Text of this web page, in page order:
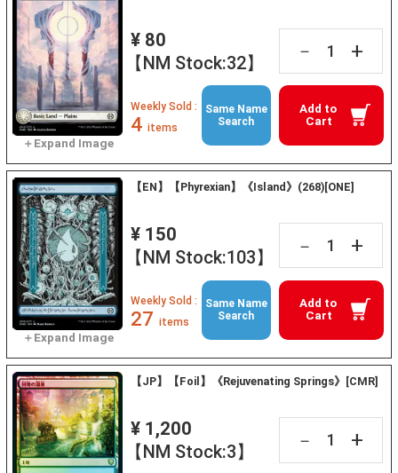
¥ 80
【NM Stock:32】
－ +
Add to
Cart
Weekly Sold :
4 items
Same Name
Search
【EN】【Phyrexian】《Island》(268)[ONE]
¥ 150
【NM Stock:103】
－ +
Add to
Cart
Weekly Sold :
27 items
Same Name
Search
【JP】【Foil】《Rejuvenating Springs》[CMR]
¥ 1,200
【NM Stock:3】
－ +